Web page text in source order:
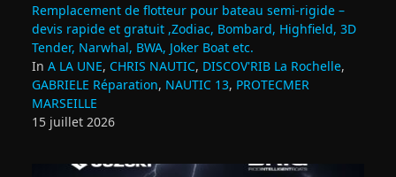
Remplacement de flotteur pour bateau semi‑rigide –
devis rapide et gratuit ,Zodiac, Bombard, Highfield, 3D
Tender, Narwhal, BWA, Joker Boat etc.
In A LA UNE, CHRIS NAUTIC, DISCOV'RIB La Rochelle,
GABRIELE Réparation, NAUTIC 13, PROTECMER
MARSEILLE
15 juillet 2026